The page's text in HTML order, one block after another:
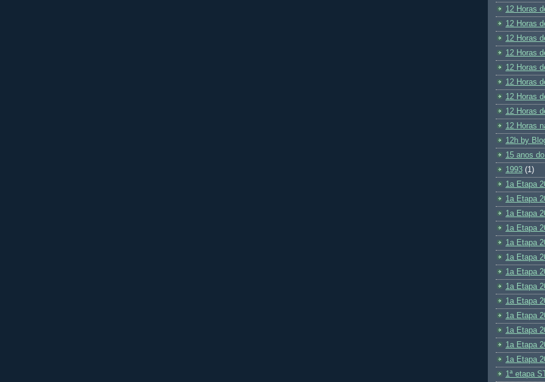
12 Horas
12 Horas
12 Horas
12 Horas
12 Horas
12 Horas
12 Horas
12 Horas
12 Horas
12h by
15 anos
1993 (1)
1a Etapa
1a Etapa
1a Etapa
1a Etapa
1a Etapa
1a Etapa
1a Etapa
1a Etapa
1a Etapa
1a Etapa
1a Etapa
1a Etapa
1a Etapa
1ª etapa